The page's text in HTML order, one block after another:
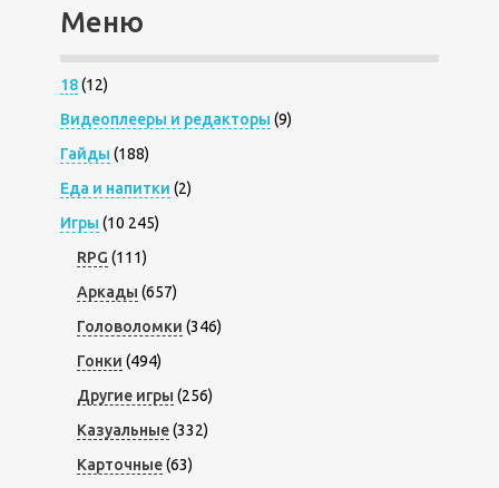
Меню
18(12)
Видеоплееры и редакторы (9)
Гайды (188)
Еда и напитки (2)
Игры (10 245)
RPG (111)
Аркады (657)
Головоломки (346)
Гонки (494)
Другие игры (256)
Казуальные(332)
Карточные(63)